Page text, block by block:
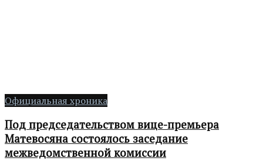
Официальная хроника
Под председательством вице-премьера
Матевосяна состоялось заседание
межведомственной комиссии